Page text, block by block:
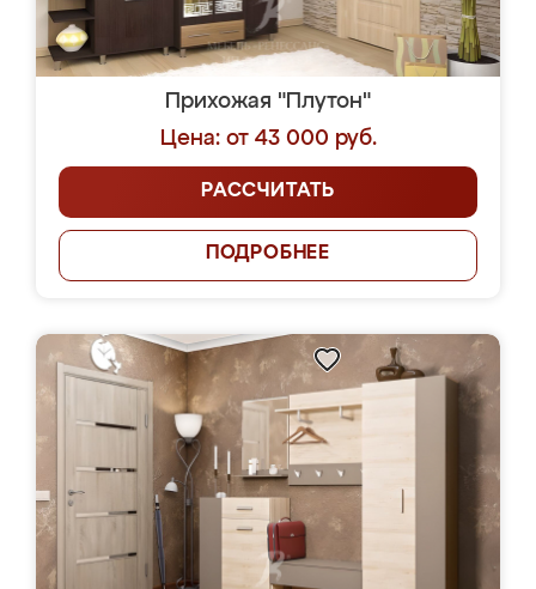
Прихожая "Плутон"
Цена: от 43 000 руб.
РАССЧИТАТЬ
ПОДРОБНЕЕ